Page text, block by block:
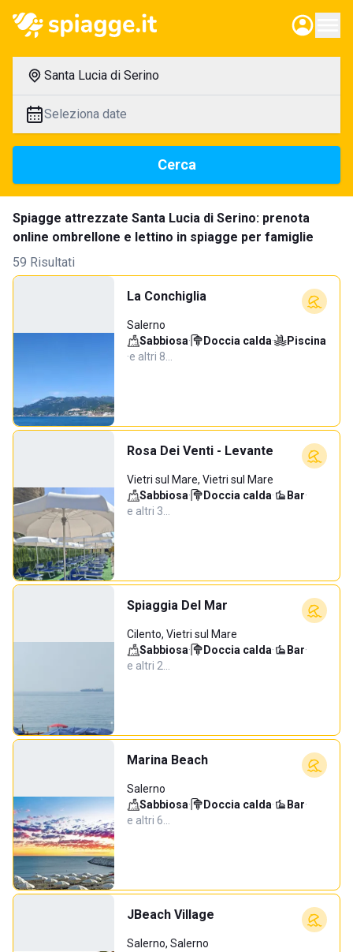
Santa Lucia di Serino
Seleziona date
Cerca
Spiagge attrezzate Santa Lucia di Serino: prenota
online ombrellone e lettino in spiagge per famiglie
59 Risultati
La Conchiglia
Salerno
Sabbiosa· Doccia calda·
Piscina
·e altri 8…
Rosa Dei Venti - Levante
Vietri sul Mare, Vietri sul Mare
Sabbiosa· Doccia calda· Bar·
e altri 3…
Spiaggia Del Mar
Cilento, Vietri sul Mare
Sabbiosa· Doccia calda· Bar·
e altri 2…
Marina Beach
Salerno
Sabbiosa· Doccia calda· Bar·
e altri 6…
JBeach Village
Salerno, Salerno